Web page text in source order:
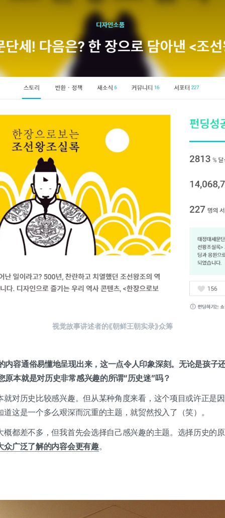
视觉故事讲述者的《朝鲜王朝实录》众筹
内容通俗易懂地呈现出来，这一点令人印象深刻。无论是孩子
原本就是对历史非常感兴趣的所谓“历史迷”吗？
就对历史比较感兴趣。但从某种角度来看，这个项目或许正是
这是一个多么艰深而沉重的主题，就贸然投入了（笑）。
概都差不多，但我首先会选择自己感兴趣的主题。选择历史的
众广泛了解的内容会更有趣。